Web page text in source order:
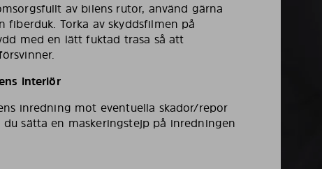
av bilens rutor, använd gärna
fiberduk. Torka av skyddsfilmen på
med en lätt fuktad trasa så att
interiör
inredning mot eventuella skador/repor
sätta en maskeringstejp på inredningen